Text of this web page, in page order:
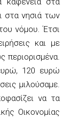
στα νησιά των
νόμου. Έτσι
και με
120 ευρώ
μιλούσαμε.
να τα
Οικονομίας